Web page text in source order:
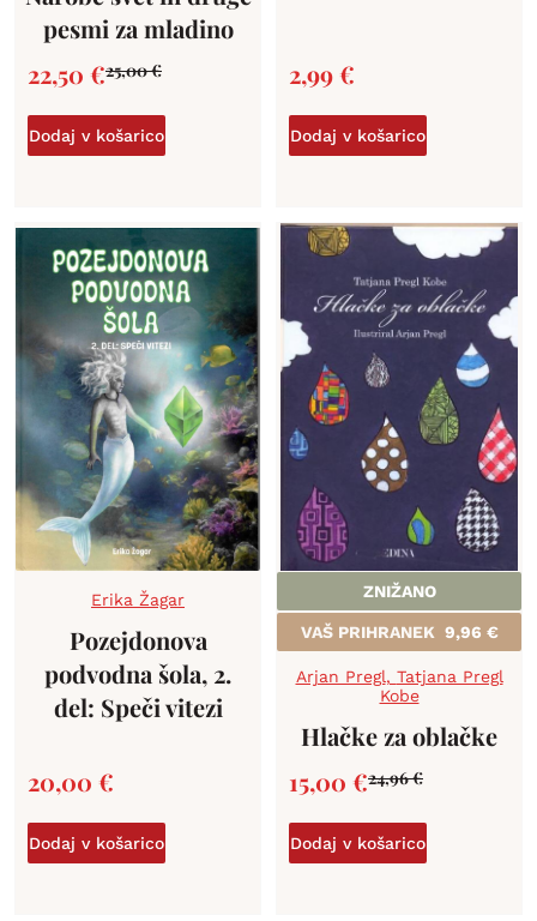
pesmi za mladino
25,00€
22,50 €
Dodaj v košarico
2,99€
Dodaj v košarico
Erika Žagar
Pozejdonova
podvodna šola, 2.
del: Speči vitezi
20,00 €
Dodaj v košarico
ZNIŽANO
VAŠ PRIHRANEK 9,96 €
Arjan Pregl, Tatjana Pregl
Kobe
Hlačke za oblačke
24,96€
15,00 €
Dodaj v košarico